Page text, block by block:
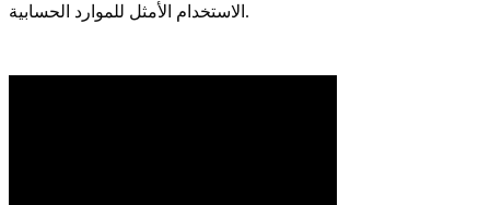
الاستخدام الأمثل للموارد الحسابية.